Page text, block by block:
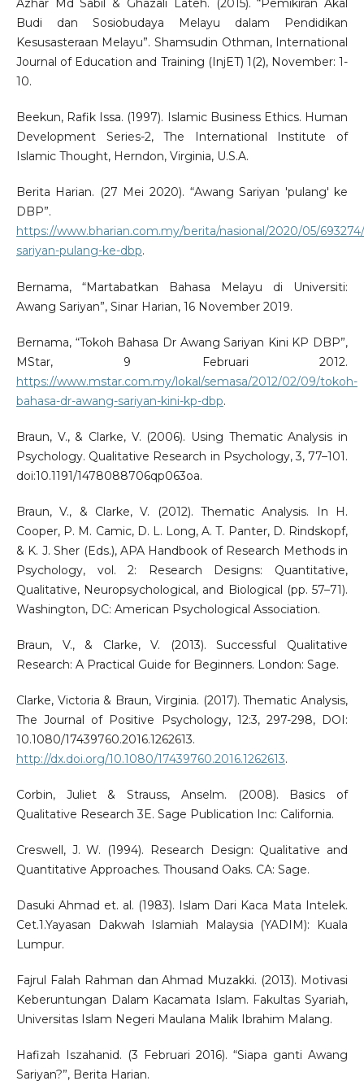
Azhar Md Sabil & Ghazali Lateh. (2015). “Pemikiran Akal
Budi dan Sosiobudaya Melayu dalam Pendidikan
Kesusasteraan Melayu”. Shamsudin Othman, International
Journal of Education and Training (InjET) 1(2), November: 1-
10.
Beekun, Rafik Issa. (1997). Islamic Business Ethics. Human
Development Series-2, The International Institute of
Islamic Thought, Herndon, Virginia, U.S.A.
Berita Harian. (27 Mei 2020). “Awang Sariyan 'pulang' ke
DBP”.
https://www.bharian.com.my/berita/nasional/2020/05/
sariyan-pulang-ke-dbp.
Bernama, “Martabatkan Bahasa Melayu di Universiti:
Awang Sariyan”, Sinar Harian, 16 November 2019.
Bernama, “Tokoh Bahasa Dr Awang Sariyan Kini KP DBP”,
MStar, 9 Februari 2012.
https://www.mstar.com.my/lokal/semasa/2012/02/09/tokoh-
bahasa-dr-awang-sariyan-kini-kp-dbp.
Braun, V., & Clarke, V. (2006). Using Thematic Analysis in
Psychology. Qualitative Research in Psychology, 3, 77–101.
doi:10.1191/1478088706qp063oa.
Braun, V., & Clarke, V. (2012). Thematic Analysis. In H.
Cooper, P. M. Camic, D. L. Long, A. T. Panter, D. Rindskopf,
& K. J. Sher (Eds.), APA Handbook of Research Methods in
Psychology, vol. 2: Research Designs: Quantitative,
Qualitative, Neuropsychological, and Biological (pp. 57–71).
Washington, DC: American Psychological Association.
Braun, V., & Clarke, V. (2013). Successful Qualitative
Research: A Practical Guide for Beginners. London: Sage.
Clarke, Victoria & Braun, Virginia. (2017). Thematic Analysis,
The Journal of Positive Psychology, 12:3, 297-298, DOI:
10.1080/17439760.2016.1262613.
http://dx.doi.org/10.1080/17439760.2016.1262613.
Corbin, Juliet & Strauss, Anselm. (2008). Basics of
Qualitative Research 3E. Sage Publication Inc: California.
Creswell, J. W. (1994). Research Design: Qualitative and
Quantitative Approaches. Thousand Oaks. CA: Sage.
Dasuki Ahmad et. al. (1983). Islam Dari Kaca Mata Intelek.
Cet.1.Yayasan Dakwah Islamiah Malaysia (YADIM): Kuala
Lumpur.
Fajrul Falah Rahman dan Ahmad Muzakki. (2013). Motivasi
Keberuntungan Dalam Kacamata Islam. Fakultas Syariah,
Universitas Islam Negeri Maulana Malik Ibrahim Malang.
Hafizah Iszahanid. (3 Februari 2016). “Siapa ganti Awang
Sariyan?”, Berita Harian.